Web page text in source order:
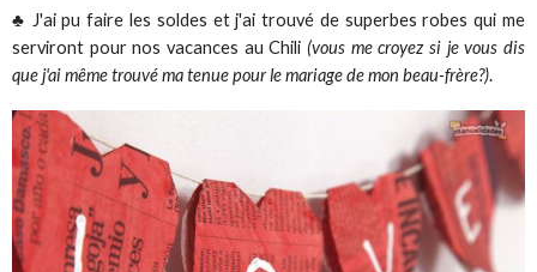
♣ J'ai pu faire les soldes et j'ai trouvé de superbes robes qui me
serviront pour nos vacances au Chili (vous me croyez si je vous dis
que j'ai même trouvé ma tenue pour le mariage de mon beau-frère?).